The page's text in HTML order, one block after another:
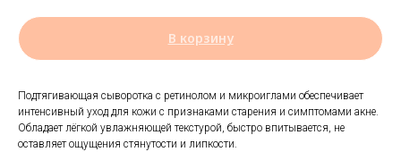
В корзину
Подтягивающая сыворотка с ретинолом и микроиглами обеспечивает
интенсивный уход для кожи с признаками старения и симптомами акне.
Обладает лёгкой увлажняющей текстурой, быстро впитывается, не
оставляет ощущения стянутости и липкости.